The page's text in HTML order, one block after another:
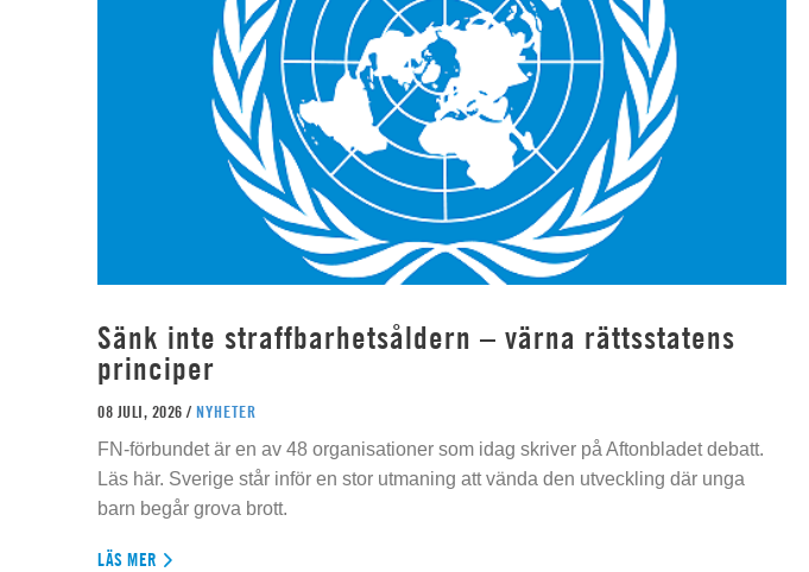
Sänk inte straffbarhetsåldern – värna rättsstatens
principer
08 JULI, 2026 / NYHETER
FN-förbundet är en av 48 organisationer som idag skriver på Aftonbladet debatt.
Läs här. Sverige står inför en stor utmaning att vända den utveckling där unga
barn begår grova brott.
LÄS MER